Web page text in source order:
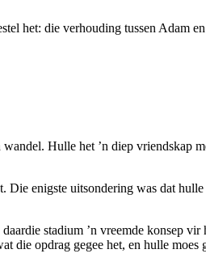
het: die verhouding tussen Adam
Hulle het ’n diep vriendskap
enigste uitsondering was dat
stadium ’n vreemde konsep
opdrag gegee het, en hulle moes